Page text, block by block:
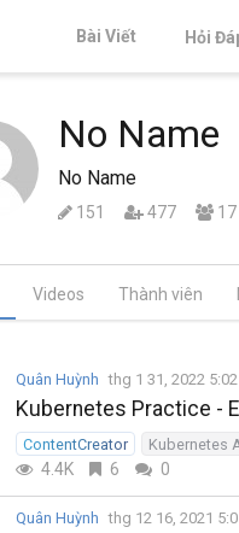
Bài Viết Hỏi
No Name
No Name
151 477 17
Videos Thành viên
Quân Huỳnh thg 1 31, 2022 5:02
Kubernetes Practice -
ContentCreator Kubernetes
4.4K 6 0
Quân Huỳnh thg 12 16, 2021